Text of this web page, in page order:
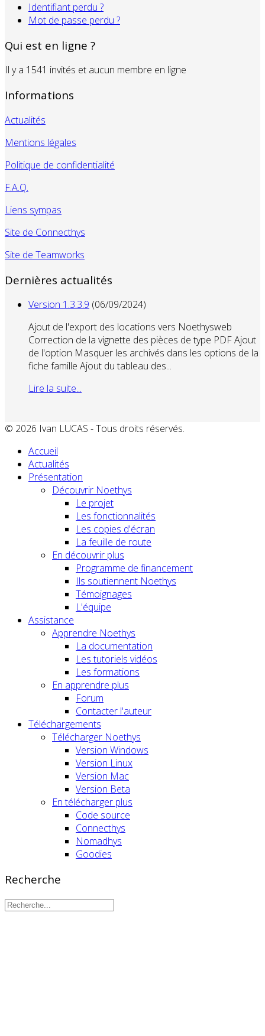
Identifiant perdu ?
Mot de passe perdu ?
Qui est en ligne ?
Il y a 1541 invités et aucun membre en ligne
Informations
Actualités
Mentions légales
Politique de confidentialité
F.A.Q.
Liens sympas
Site de Connecthys
Site de Teamworks
Dernières actualités
Version 1.3.3.9 (06/09/2024)
Ajout de l'export des locations vers Noethysweb
Correction de la vignette des pièces de type PDF Ajout
de l'option Masquer les archivés dans les options de la
fiche famille Ajout du tableau des...
Lire la suite...
© 2026 Ivan LUCAS - Tous droits réservés.
Accueil
Actualités
Présentation
Découvrir Noethys
Le projet
Les fonctionnalités
Les copies d'écran
La feuille de route
En découvrir plus
Programme de financement
Ils soutiennent Noethys
Témoignages
L'équipe
Assistance
Apprendre Noethys
La documentation
Les tutoriels vidéos
Les formations
En apprendre plus
Forum
Contacter l'auteur
Téléchargements
Télécharger Noethys
Version Windows
Version Linux
Version Mac
Version Beta
En télécharger plus
Code source
Connecthys
Nomadhys
Goodies
Recherche